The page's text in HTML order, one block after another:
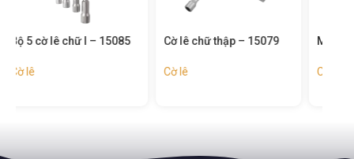
Cờ lê chữ thập – 15079
Cờ lê
Mỏ lết đa năng – 15282
Cờ lê